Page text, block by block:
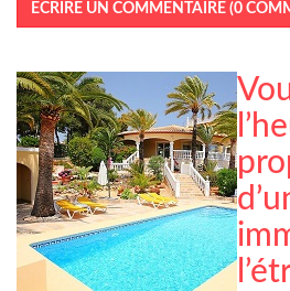
ECRIRE UN COMMENTAIRE (0